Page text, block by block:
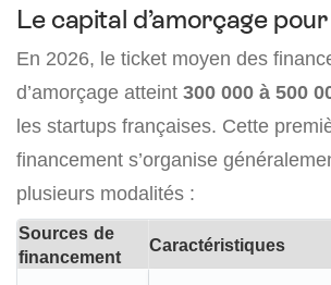
Le capital d’amorçage
En 2026, le ticket moyen des
d’amorçage atteint 300 000 à 500
les startups françaises. Cette
financement s’organise
plusieurs modalités :
Sources de
financement
Caractéristiques